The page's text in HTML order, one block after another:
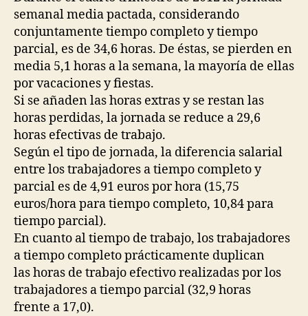
semanal media pactada, considerando
conjuntamente tiempo completo y tiempo
parcial, es de 34,6 horas. De éstas, se pierden en
media 5,1 horas a la semana, la mayoría de ellas
por vacaciones y fiestas.
Si se añaden las horas extras y se restan las
horas perdidas, la jornada se reduce a 29,6
horas efectivas de trabajo.
Según el tipo de jornada, la diferencia salarial
entre los trabajadores a tiempo completo y
parcial es de 4,91 euros por hora (15,75
euros/hora para tiempo completo, 10,84 para
tiempo parcial).
En cuanto al tiempo de trabajo, los trabajadores
a tiempo completo prácticamente duplican
las horas de trabajo efectivo realizadas por los
trabajadores a tiempo parcial (32,9 horas
frente a 17,0).